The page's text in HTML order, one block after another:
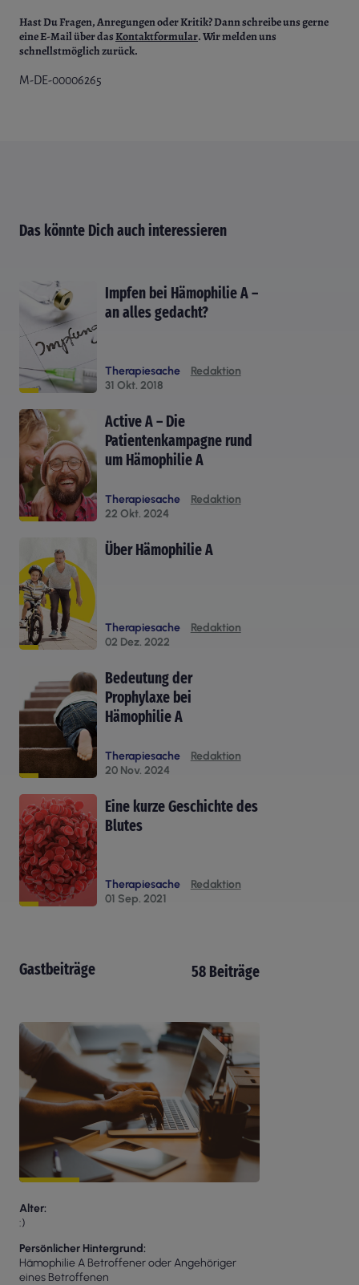
Hast Du Fragen, Anregungen oder Kritik?Dann schreibe uns gerne
eine E-Mail über dasKontaktformular. Wir melden uns
schnellstmöglich zurück.
M-DE-00006265
Das könnte Dich auch interessieren
Impfen bei Hämophilie A –
an alles gedacht?
Therapiesache
Redaktion
31 Okt. 2018
Active A – Die
Patientenkampagne rund
um Hämophilie A
Therapiesache
Redaktion
22 Okt. 2024
Über Hämophilie A
Therapiesache
Redaktion
02 Dez. 2022
Bedeutung der
Prophylaxe bei
Hämophilie A
Therapiesache
Redaktion
20 Nov. 2024
Eine kurze Geschichte des
Blutes
Therapiesache
Redaktion
01 Sep. 2021
Gastbeiträge 58 Beiträge
Alter
:)
Persönlicher Hintergrund
Hämophilie A Betroffener oder Angehöriger
eines Betroffenen